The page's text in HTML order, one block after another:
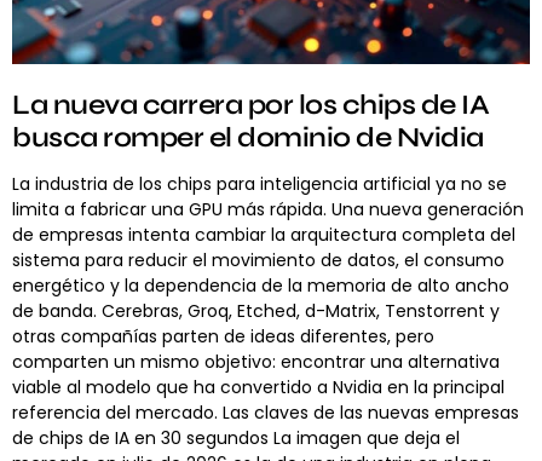
La nueva carrera por los chips de IA
busca romper el dominio de Nvidia
La industria de los chips para inteligencia artificial ya no se
limita a fabricar una GPU más rápida. Una nueva generación
de empresas intenta cambiar la arquitectura completa del
sistema para reducir el movimiento de datos, el consumo
energético y la dependencia de la memoria de alto ancho
de banda. Cerebras, Groq, Etched, d-Matrix, Tenstorrent y
otras compañías parten de ideas diferentes, pero
comparten un mismo objetivo: encontrar una alternativa
viable al modelo que ha convertido a Nvidia en la principal
referencia del mercado. Las claves de las nuevas empresas
de chips de IA en 30 segundos La imagen que deja el